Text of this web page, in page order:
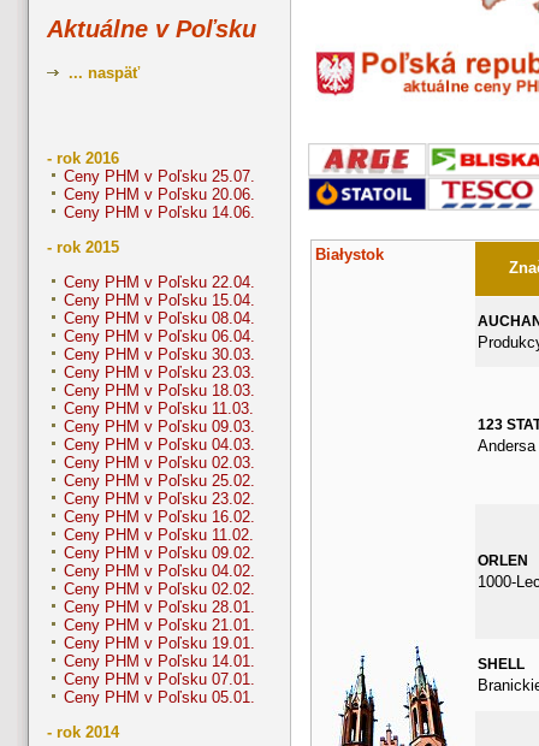
Aktuálne v Poľsku
... naspäť
- rok 2016
Ceny PHM v Poľsku 25.07.
Ceny PHM v Poľsku 20.06.
Ceny PHM v Poľsku 14.06.
- rok 2015
Ceny PHM v Poľsku 22.04.
Ceny PHM v Poľsku 15.04.
Ceny PHM v Poľsku 08.04.
Ceny PHM v Poľsku 06.04.
Ceny PHM v Poľsku 30.03.
Ceny PHM v Poľsku 23.03.
Ceny PHM v Poľsku 18.03.
Ceny PHM v Poľsku 11.03.
Ceny PHM v Poľsku 09.03.
Ceny PHM v Poľsku 04.03.
Ceny PHM v Poľsku 02.03.
Ceny PHM v Poľsku 25.02.
Ceny PHM v Poľsku 23.02.
Ceny PHM v Poľsku 16.02.
Ceny PHM v Poľsku 11.02.
Ceny PHM v Poľsku 09.02.
Ceny PHM v Poľsku 04.02.
Ceny PHM v Poľsku 02.02.
Ceny PHM v Poľsku 28.01.
Ceny PHM v Poľsku 21.01.
Ceny PHM v Poľsku 19.01.
Ceny PHM v Poľsku 14.01.
Ceny PHM v Poľsku 07.01.
Ceny PHM v Poľsku 05.01.
- rok 2014
Białystok
123
Andersa
ORLEN
1000-
SHELL